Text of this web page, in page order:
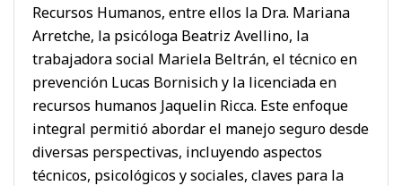
Recursos Humanos, entre ellos la Dra. Mariana
Arretche, la psicóloga Beatriz Avellino, la
trabajadora social Mariela Beltrán, el técnico en
prevención Lucas Bornisich y la licenciada en
recursos humanos Jaquelin Ricca. Este enfoque
integral permitió abordar el manejo seguro desde
diversas perspectivas, incluyendo aspectos
técnicos, psicológicos y sociales, claves para la